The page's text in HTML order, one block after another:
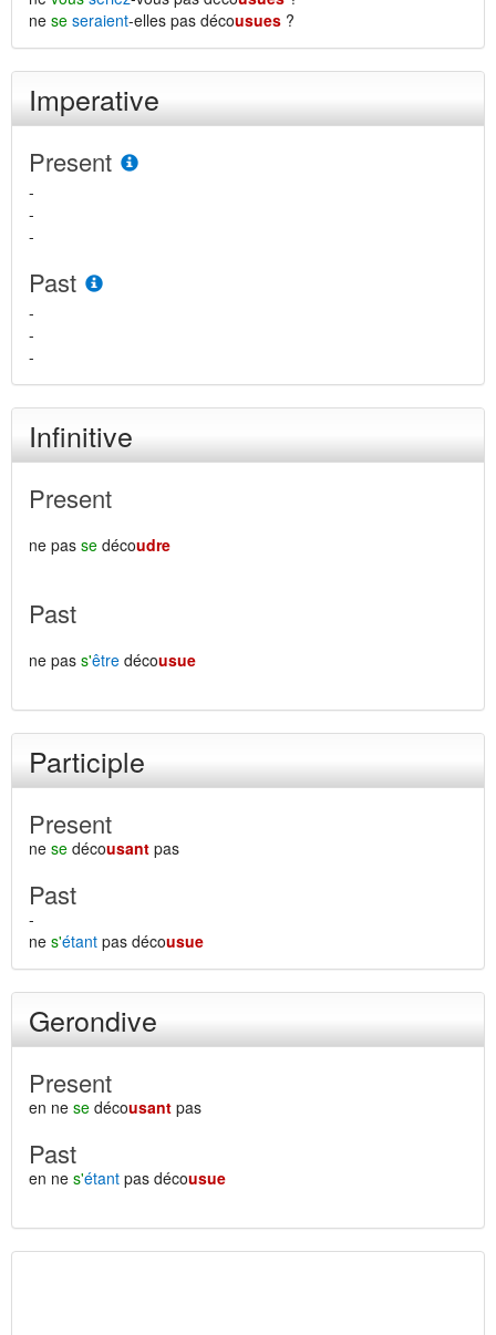
ne se seraient-elles pas décousues ?
Imperative
Present
-
-
-
Past
-
-
-
Infinitive
Present
ne pas se découdre
Past
ne pas s'être décousue
Participle
Present
ne se décousant pas
Past
-
ne s'étant pas décousue
Gerondive
Present
en ne se décousant pas
Past
en ne s'étant pas décousue